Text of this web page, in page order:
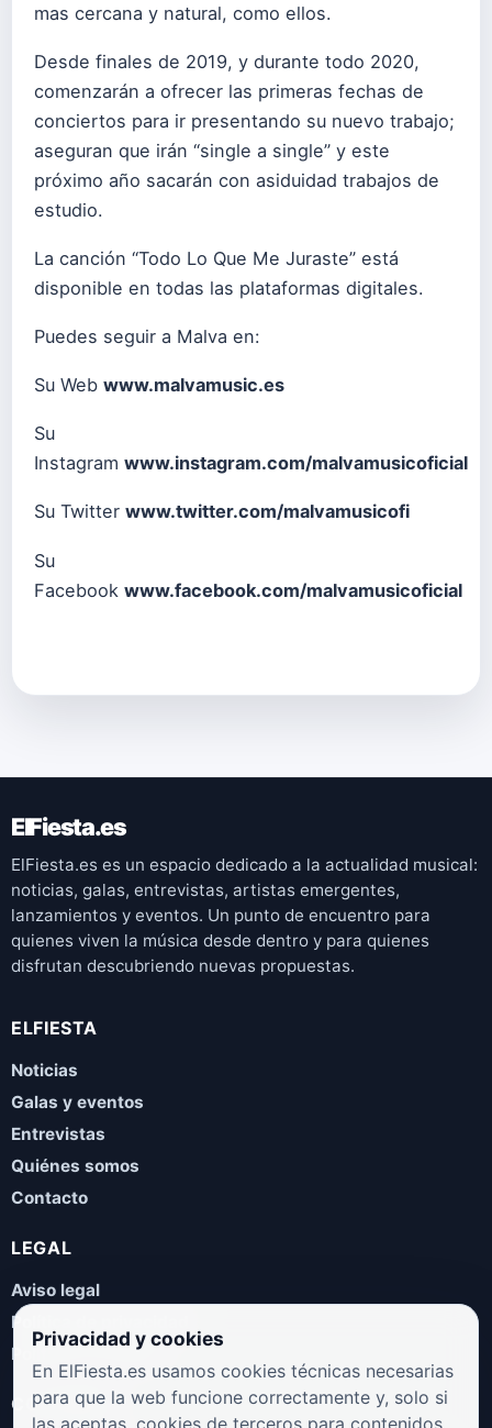
mas cercana y natural, como ellos.
Desde finales de 2019, y durante todo 2020,
comenzarán a ofrecer las primeras fechas de
conciertos para ir presentando su nuevo trabajo;
aseguran que irán “single a single” y este
próximo año sacarán con asiduidad trabajos de
estudio.
La canción “Todo Lo Que Me Juraste” está
disponible en todas las plataformas digitales.
Puedes seguir a Malva en:
Su Web www.malvamusic.es
Su
Instagram www.instagram.com/malvamusicoficial
Su Twitter www.twitter.com/malvamusicofi
Su
Facebook www.facebook.com/malvamusicoficial
ElFiesta.es
ElFiesta.es es un espacio dedicado a la actualidad musical:
noticias, galas, entrevistas, artistas emergentes,
lanzamientos y eventos. Un punto de encuentro para
quienes viven la música desde dentro y para quienes
disfrutan descubriendo nuevas propuestas.
ELFIESTA
Noticias
Galas y eventos
Entrevistas
Quiénes somos
Contacto
LEGAL
Aviso legal
Política de privacidad
Política de cookies
COLABORA
Privacidad y cookies
En ElFiesta.es usamos cookies técnicas necesarias
para que la web funcione correctamente y, solo si
las aceptas, cookies de terceros para contenidos